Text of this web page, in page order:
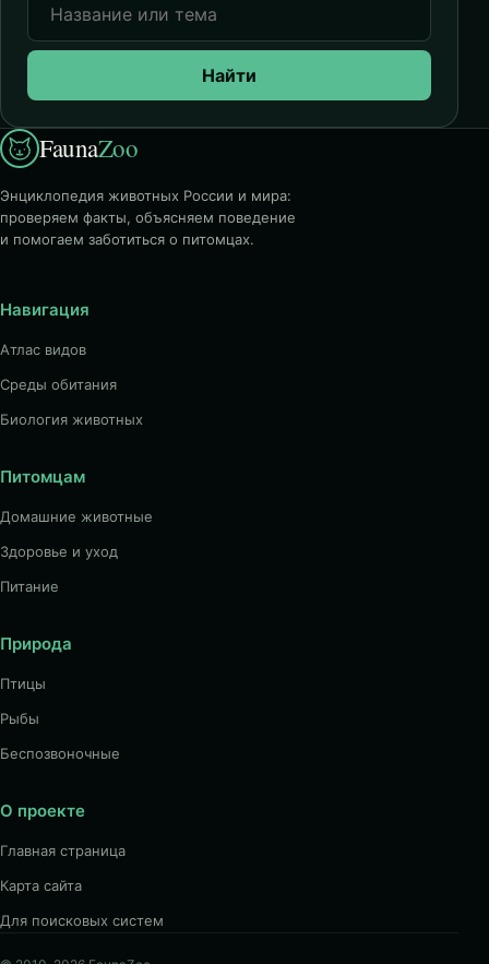
Найти
FaunaZoo
Энциклопедия животных России и мира:
проверяем факты, объясняем поведение
и помогаем заботиться о питомцах.
Навигация
Атлас видов
Среды обитания
Биология животных
Питомцам
Домашние животные
Здоровье и уход
Питание
Природа
Птицы
Рыбы
Беспозвоночные
О проекте
Главная страница
Карта сайта
Для поисковых систем